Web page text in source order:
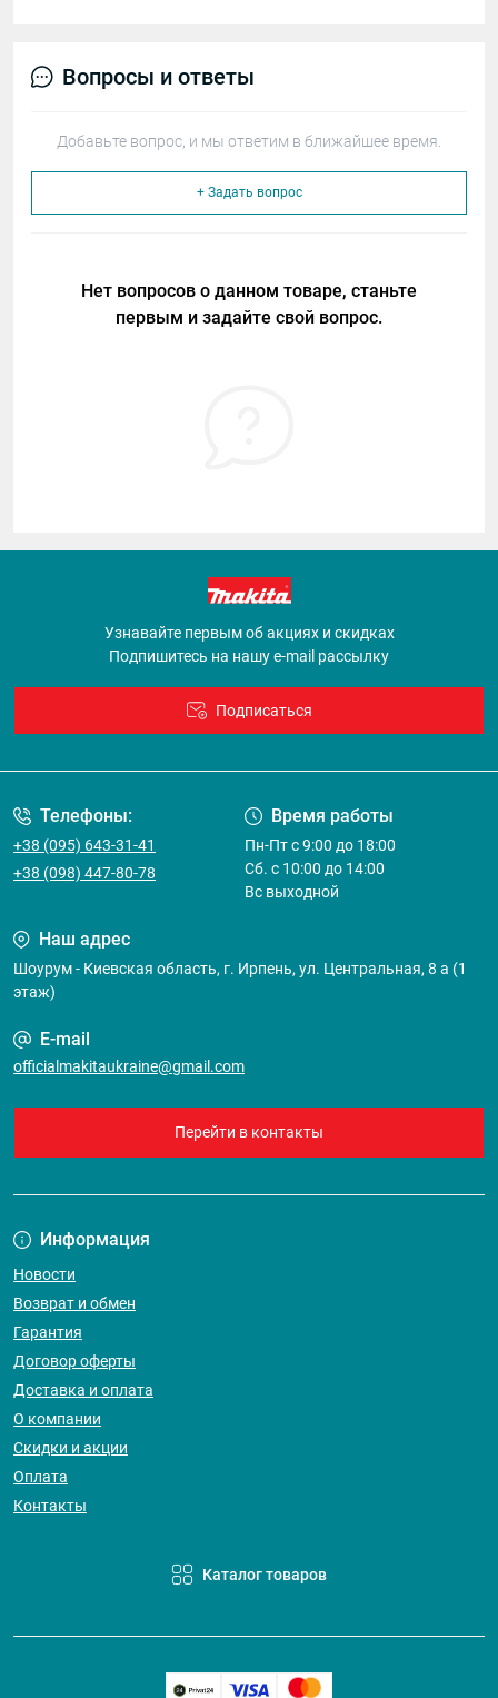
Вопросы и ответы
Добавьте вопрос, и мы ответим в ближайшее время.
+ Задать вопрос
Нет вопросов о данном товаре, станьте
первым и задайте свой вопрос.
Узнавайте первым об акциях и скидках
Подпишитесь на нашу e-mail рассылку
Подписаться
Телефоны:
+38 (095) 643-31-41
+38 (098) 447-80-78
Время работы
Пн-Пт с 9:00 до 18:00
Сб. с 10:00 до 14:00
Вс выходной
Наш адрес
Шоурум - Киевская область, г. Ирпень, ул. Центральная, 8 а (1
этаж)
E-mail
officialmakitaukraine@gmail.com
Перейти в контакты
Информация
Новости
Возврат и обмен
Гарантия
Договор оферты
Доставка и оплата
О компании
Скидки и акции
Оплата
Контакты
Каталог товаров